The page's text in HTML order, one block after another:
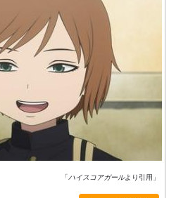
「ハイスコアガールより引用」